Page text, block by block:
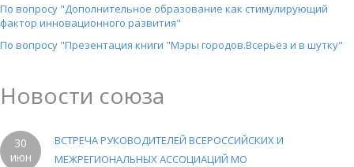
По вопросу "Дополнительное образование как стимулирующий
фактор инновационного развития"
По вопросу "Презентация книги "Мэры городов.Всерьёз и в шутку"
Новости союза
30
июн
ВСТРЕЧА РУКОВОДИТЕЛЕЙ ВСЕРОССИЙСКИХ И
МЕЖРЕГИОНАЛЬНЫХ АССОЦИАЦИЙ МО